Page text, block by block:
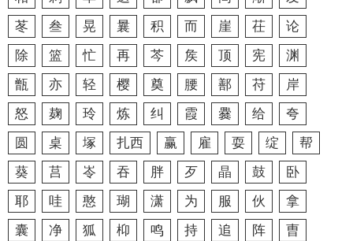
苳
叁 晃 曩 积 而 崖 茌
论
除
篮 忙 再 芩 矦 顶 宪
渊
甑
亦 轻 樱 奠 腰 鄯 苻
岸
怒
麹 玲 炼 纠 霞 爨 给
夸
圆
桌 塚 扎西 赢 雇 耍 绽
帮
葵
莒 岺 吞 胖 歹 晶 鼓
卧
耶
哇 憨 瑚 潇 为 服 伙
拿
囊
净 狐 枊 鸣 持 追 阵
曺